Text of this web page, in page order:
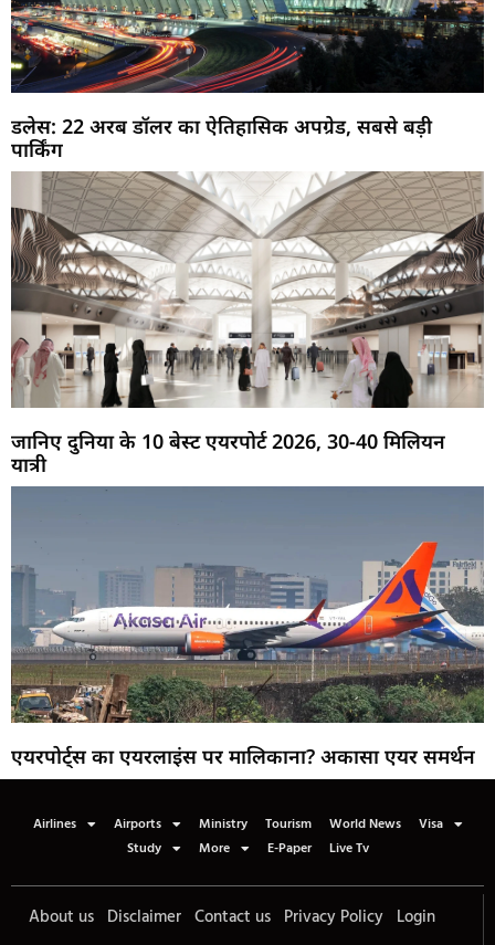
डलेस: 22 अरब डॉलर का ऐतिहासिक अपग्रेड, सबसे बड़ी
पार्किंग
जानिए दुनिया के 10 बेस्ट एयरपोर्ट 2026, 30-40 मिलियन
यात्री
एयरपोर्ट्स का एयरलाइंस पर मालिकाना? अकासा एयर समर्थन
Airlines Airports Ministry Tourism World News
Visa
Study
More E-Paper Live Tv
About us Disclaimer Contact us Privacy Policy Login